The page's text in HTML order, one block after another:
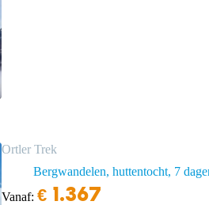
Ortler Trek
Bergwandelen, huttentocht 7
Vanaf: €1.367